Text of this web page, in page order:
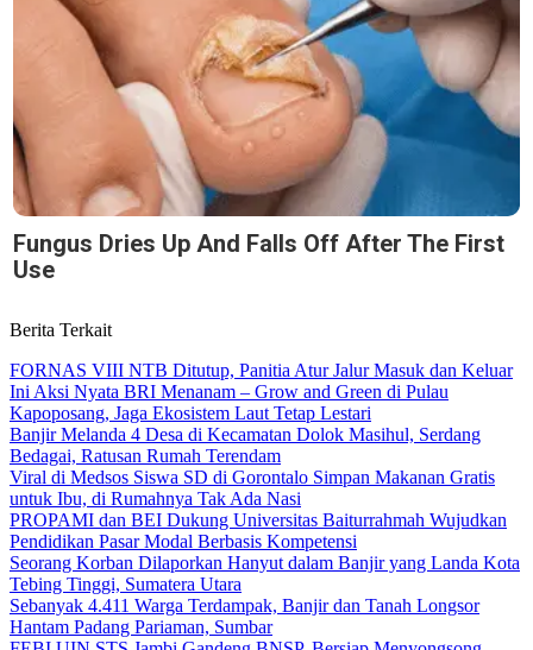
Fungus Dries Up And Falls Off After The First
Use
Berita Terkait
FORNAS VIII NTB Ditutup, Panitia Atur Jalur Masuk dan Keluar
Ini Aksi Nyata BRI Menanam – Grow and Green di Pulau
Kapoposang, Jaga Ekosistem Laut Tetap Lestari
Banjir Melanda 4 Desa di Kecamatan Dolok Masihul, Serdang
Bedagai, Ratusan Rumah Terendam
Viral di Medsos Siswa SD di Gorontalo Simpan Makanan Gratis
untuk Ibu, di Rumahnya Tak Ada Nasi
PROPAMI dan BEI Dukung Universitas Baiturrahmah Wujudkan
Pendidikan Pasar Modal Berbasis Kompetensi
Seorang Korban Dilaporkan Hanyut dalam Banjir yang Landa Kota
Tebing Tinggi, Sumatera Utara
Sebanyak 4.411 Warga Terdampak, Banjir dan Tanah Longsor
Hantam Padang Pariaman, Sumbar